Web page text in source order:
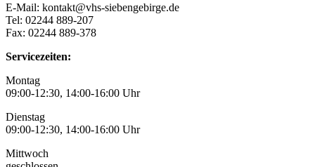
E-Mail: kontakt@vhs-siebengebirge.de
Tel: 02244 889-207
Fax: 02244 889-378
Servicezeiten:
Montag
09:00-12:30, 14:00-16:00 Uhr
Dienstag
09:00-12:30, 14:00-16:00 Uhr
Mittwoch